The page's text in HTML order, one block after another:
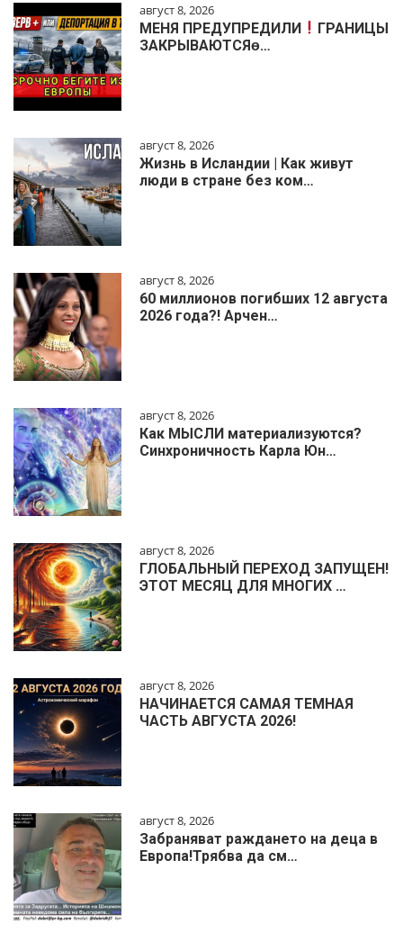
август 8, 2026
МЕНЯ ПРЕДУПРЕДИЛИ
ГРАНИЦЫ
ЗАКРЫВАЮТСЯɵ…
август 8, 2026
Жизнь в Исландии | Как живут
люди в стране без ком…
август 8, 2026
60 миллионов погибших 12 августа
2026 года?! Арчен…
август 8, 2026
Как МЫСЛИ материализуются?
Синхроничность Карла Юн…
август 8, 2026
ГЛОБАЛЬНЫЙ ПЕРЕХОД ЗАПУЩЕН!
ЭТОТ МЕСЯЦ ДЛЯ МНОГИХ …
август 8, 2026
НАЧИНАЕТСЯ САМАЯ ТЕМНАЯ
ЧАСТЬ АВГУСТА 2026!
август 8, 2026
Забраняват раждането на деца в
Европа!Трябва да см…